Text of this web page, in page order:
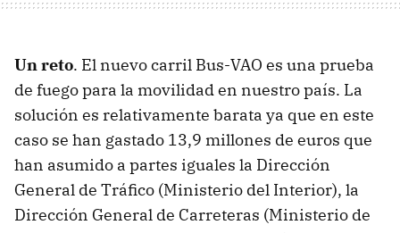
Un reto. El nuevo carril Bus-VAO es una prueba
de fuego para la movilidad en nuestro país. La
solución es relativamente barata ya que en este
caso se han gastado 13,9 millones de euros que
han asumido a partes iguales la Dirección
General de Tráfico (Ministerio del Interior), la
Dirección General de Carreteras (Ministerio de